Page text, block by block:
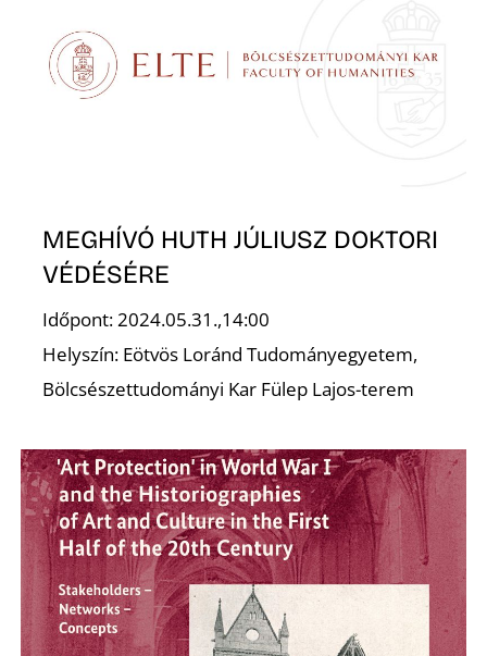
MEGHÍVÓ HUTH JÚLIUSZ DOKTORI
VÉDÉSÉRE
Időpont: 2024.05.31.,14:00
Helyszín: Eötvös Loránd Tudományegyetem,
Bölcsészettudományi Kar Fülep Lajos-terem